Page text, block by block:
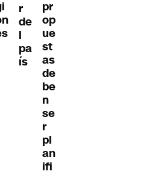
r
de
l
pa
ís
pr
op
ue
st
as
de
be
n
se
r
pl
an
ifi